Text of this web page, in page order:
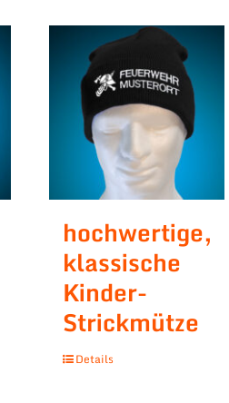
hochwertige,
klassische
Kinder-
Strickmütze
Details